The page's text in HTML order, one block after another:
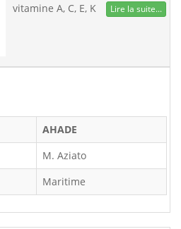
vitamine A, C, E, K
Lire la suite...
AHADE
M. Aziato
Maritime